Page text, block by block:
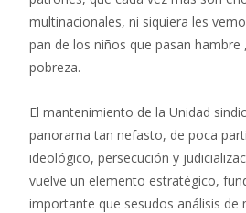
multinacionales, ni siquiera les
pan de los niños que pasan hambre
pobreza.
El mantenimiento de la Unidad
panorama tan nefasto, de poca
ideológico, persecución y
vuelve un elemento estratégico,
importante que sesudos análisis